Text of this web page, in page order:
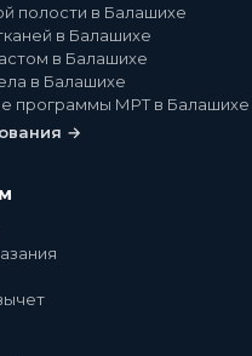
полости в Балашихе
в Балашихе
в Балашихе
в Балашихе
программы МРТ в Балашихе
→